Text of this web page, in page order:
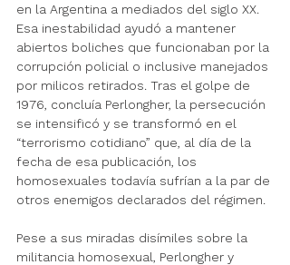
en la Argentina a mediados del siglo XX.
Esa inestabilidad ayudó a mantener
abiertos boliches que funcionaban por la
corrupción policial o inclusive manejados
por milicos retirados. Tras el golpe de
1976, concluía Perlongher, la persecución
se intensificó y se transformó en el
“terrorismo cotidiano” que, al día de la
fecha de esa publicación, los
homosexuales todavía sufrían a la par de
otros enemigos declarados del régimen.
Pese a sus miradas disímiles sobre la
militancia homosexual, Perlongher y